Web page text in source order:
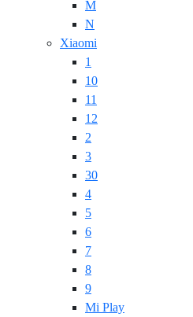
M
N
Xiaomi
1
10
11
12
2
3
30
4
5
6
7
8
9
Mi Play